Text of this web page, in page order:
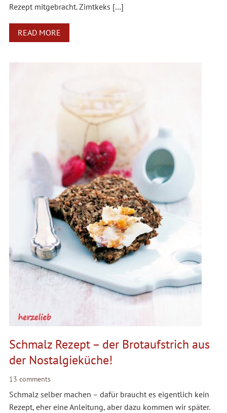
Rezept mitgebracht. Zimtkeks […]
READ MORE
Schmalz Rezept – der Brotaufstrich aus
der Nostalgieküche!
13 comments
Schmalz selber machen – dafür braucht es eigentlich kein
Rezept, eher eine Anleitung, aber dazu kommen wir später.